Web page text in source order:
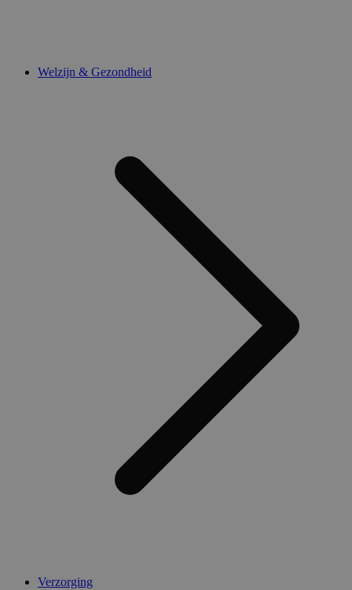
Welzijn & Gezondheid
Verzorging